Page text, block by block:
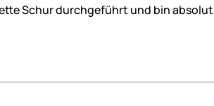
Schur durchgeführt und bin